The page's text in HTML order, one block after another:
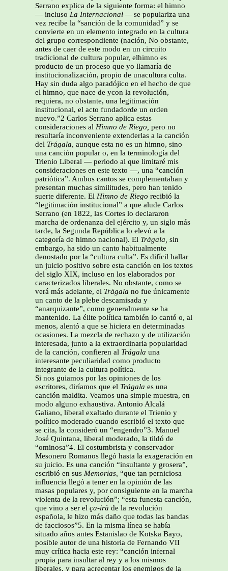
Serrano explica de la siguiente forma: el himno
— incluso La Internacional —se populariza una
vez recibe la “sanción de la comunidad” y se
convierte en un elemento integrado en la cultura
del grupo correspondiente (nación, No obstante,
antes de caer de este modo en un circuito
tradicional de cultura popular, elhimno es
producto de un proceso que yo llamaría de
institucionalización, propio de unacultura culta.
Hay sin duda algo paradójico en el hecho de que
el himno, que nace de ycon la revolución,
requiera, no obstante, una legitimación
institucional, el acto fundadorde un orden
nuevo.”2 Carlos Serrano aplica estas
consideraciones al Himno de Riego, pero no
resultaría inconveniente extenderlas a la canción
del Trágala, aunque esta no es un himno, sino
una canción popular o, en la terminología del
Trienio Liberal — periodo al que limitaré mis
consideraciones en este texto —, una “canción
patriótica”. Ambos cantos se complementaban y
presentan muchas similitudes, pero han tenido
suerte diferente. El Himno de Riego recibió la
“legitimación institucional” a que alude Carlos
Serrano (en 1822, las Cortes lo declararon
marcha de ordenanza del ejército y, un siglo más
tarde, la Segunda República lo elevó a la
categoría de himno nacional). El Trágala, sin
embargo, ha sido un canto habitualmente
denostado por la “cultura culta”. Es difícil hallar
un juicio positivo sobre esta canción en los textos
del siglo XIX, incluso en los elaborados por
caracterizados liberales. No obstante, como se
verá más adelante, el Trágala no fue únicamente
un canto de la plebe descamisada y
“anarquizante”, como generalmente se ha
mantenido. La élite política también lo cantó o, al
menos, alentó a que se hiciera en determinadas
ocasiones. La mezcla de rechazo y de utilización
interesada, junto a la extraordinaria popularidad
de la canción, confieren al Trágala una
interesante peculiaridad como producto
integrante de la cultura política.
Si nos guiamos por las opiniones de los
escritores, diríamos que el Trágala es una
canción maldita. Veamos una simple muestra, en
modo alguno exhaustiva. Antonio Alcalá
Galiano, liberal exaltado durante el Trienio y
político moderado cuando escribió el texto que
se cita, la consideró un “engendro”3. Manuel
José Quintana, liberal moderado, la tildó de
“ominosa”4. El costumbrista y conservador
Mesonero Romanos llegó hasta la exageración en
su juicio. Es una canción “insultante y grosera”,
escribió en sus Memorias, “que tan perniciosa
influencia llegó a tener en la opinión de las
masas populares y, por consiguiente en la marcha
violenta de la revolución”; “esta funesta canción,
que vino a ser el ça-irà de la revolución
española, le hizo más daño que todas las bandas
de facciosos”5. En la misma línea se había
situado años antes Estanislao de Kotska Bayo,
posible autor de una historia de Fernando VII
muy crítica hacia este rey: “canción infernal
propia para insultar al rey y a los mismos
liberales, y para acrecentar los enemigos de la